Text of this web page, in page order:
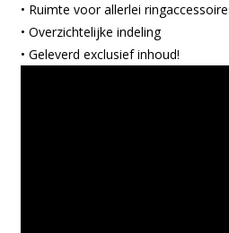
• Ruimte voor allerlei
• Overzichtelijke indeling
• Geleverd exclusief inhoud!